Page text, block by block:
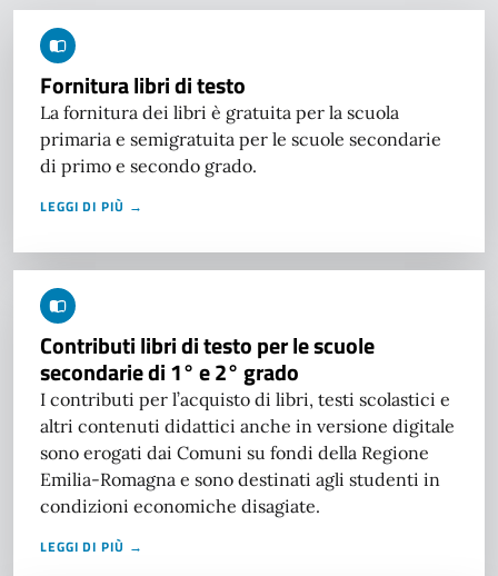
Fornitura libri di testo
La fornitura dei libri è gratuita per la scuola
primaria e semigratuita per le scuole secondarie
di primo e secondo grado.
LEGGI DI PIÙ →
Contributi libri di testo per le scuole
secondarie di 1° e 2° grado
I contributi per l’acquisto di libri, testi scolastici e
altri contenuti didattici anche in versione digitale
sono erogati dai Comuni su fondi della Regione
Emilia-Romagna e sono destinati agli studenti in
condizioni economiche disagiate.
LEGGI DI PIÙ →